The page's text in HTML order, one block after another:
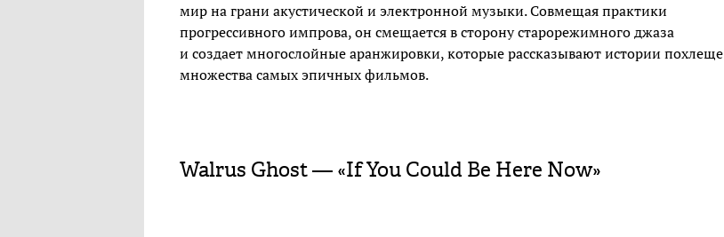
мир на грани акустической и электронной музыки. Совмещая практики
прогрессивного импрова, он смещается в сторону старорежимного джаза
и создает многослойные аранжировки, которые рассказывают истории похлеще
множества самых эпичных фильмов.
Walrus Ghost — «If You Could Be Here Now»